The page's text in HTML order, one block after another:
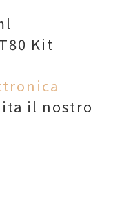
Kit
il nostro